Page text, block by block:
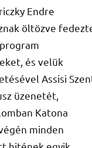
Endre
öltözve
és velük
Assisi
üzenetét,
Katona
minden